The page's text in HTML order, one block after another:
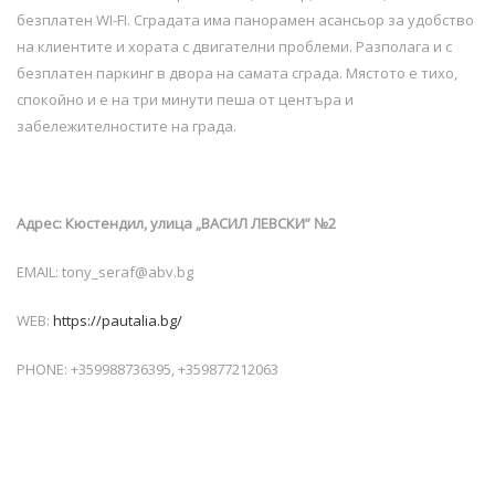
безплатен WI-FI. Сградата има панорамен асансьор за удобство
на клиентите и хората с двигателни проблеми. Разполага и с
безплатен паркинг в двора на самата сграда. Мястото е тихо,
спокойно и е на три минути пеша от центъра и
забележителностите на града.
Адрес: Кюстендил, улица „ВАСИЛ ЛЕВСКИ” №2
EMAIL: tony_seraf@abv.bg
WEB: https://pautalia.bg/
PHONE: +359988736395, +359877212063